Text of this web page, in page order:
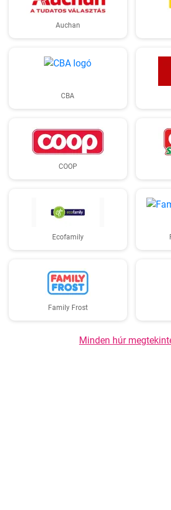
Auchan
CBA
COOP
Ecofamily
Family Frost
Minden húr